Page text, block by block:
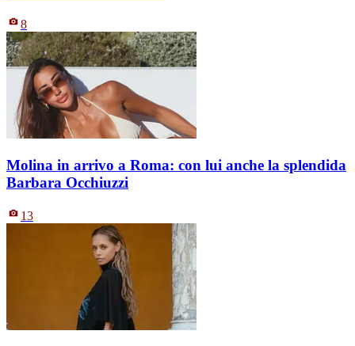
8
Molina in arrivo a Roma: con lui anche la splendida
Barbara Occhiuzzi
13